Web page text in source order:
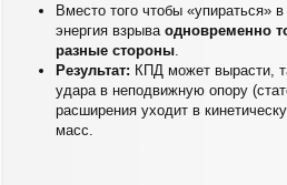
Вместо того чтобы «упираться»
энергия взрыва одновременно
разные стороны
Результат: КПД может вырасти,
удара в неподвижную опору
расширения уходит в
масс.